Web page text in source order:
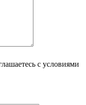
с условиями